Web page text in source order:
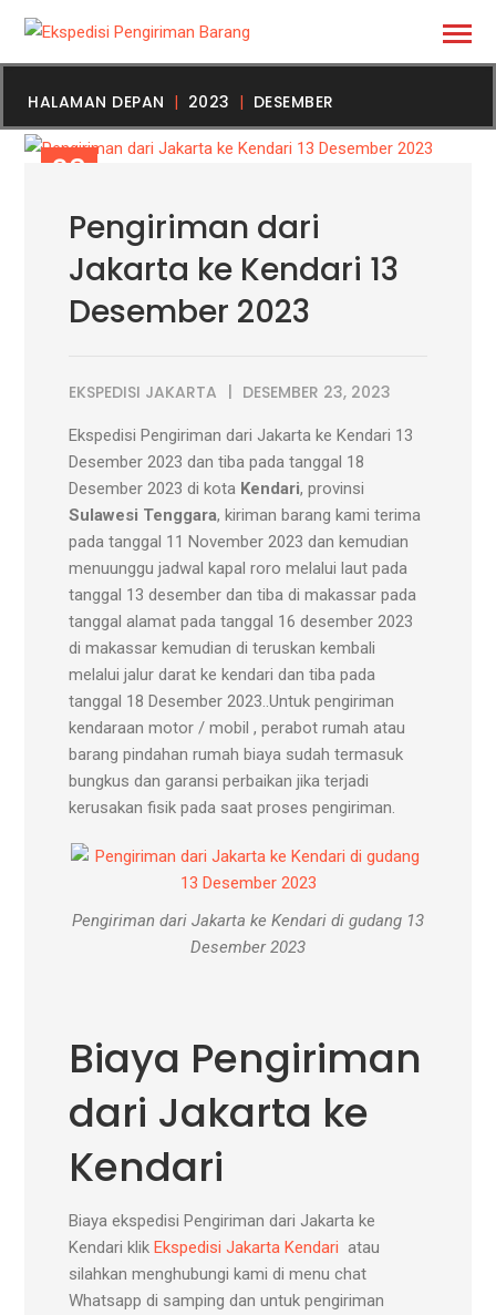
HALAMAN DEPAN 2023 DESEMBER
23
Pengiriman dari
Jakarta ke Kendari 13
Desember 2023
EKSPEDISI JAKARTA DESEMBER 23, 2023
Ekspedisi Pengiriman dari Jakarta ke Kendari 13
Desember 2023 dan tiba pada tanggal 18
Desember 2023 di kota Kendari, provinsi
Sulawesi Tenggara, kiriman barang kami terima
pada tanggal 11 November 2023 dan kemudian
menuunggu jadwal kapal roro melalui laut pada
tanggal 13 desember dan tiba di makassar pada
tanggal alamat pada tanggal 16 desember 2023
di makassar kemudian di teruskan kembali
melalui jalur darat ke kendari dan tiba pada
tanggal 18 Desember 2023..Untuk pengiriman
kendaraan motor / mobil , perabot rumah atau
barang pindahan rumah biaya sudah termasuk
bungkus dan garansi perbaikan jika terjadi
kerusakan fisik pada saat proses pengiriman.
Pengiriman dari Jakarta ke Kendari di gudang 13
Desember 2023
Biaya Pengiriman
dari Jakarta ke
Kendari
Biaya ekspedisi Pengiriman dari Jakarta ke
Kendari klikEkspedisi Jakarta Kendari atau
silahkan menghubungi kami di menu chat
Whatsapp di samping dan untuk pengiriman